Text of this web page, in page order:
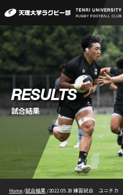
RESULTS
試合結果
Home/試合結果 /2022.05.28 練習試合 ユニチカ